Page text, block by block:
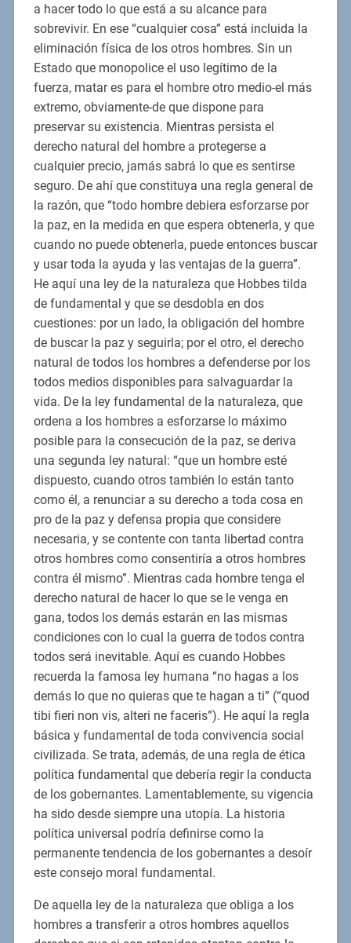
a hacer todo lo que está a su alcance para
sobrevivir. En ese “cualquier cosa” está incluida la
eliminación física de los otros hombres. Sin un
Estado que monopolice el uso legítimo de la
fuerza, matar es para el hombre otro medio-el más
extremo, obviamente-de que dispone para
preservar su existencia. Mientras persista el
derecho natural del hombre a protegerse a
cualquier precio, jamás sabrá lo que es sentirse
seguro. De ahí que constituya una regla general de
la razón, que “todo hombre debiera esforzarse por
la paz, en la medida en que espera obtenerla, y que
cuando no puede obtenerla, puede entonces buscar
y usar toda la ayuda y las ventajas de la guerra”.
He aquí una ley de la naturaleza que Hobbes tilda
de fundamental y que se desdobla en dos
cuestiones: por un lado, la obligación del hombre
de buscar la paz y seguirla; por el otro, el derecho
natural de todos los hombres a defenderse por los
todos medios disponibles para salvaguardar la
vida. De la ley fundamental de la naturaleza, que
ordena a los hombres a esforzarse lo máximo
posible para la consecución de la paz, se deriva
una segunda ley natural: “que un hombre esté
dispuesto, cuando otros también lo están tanto
como él, a renunciar a su derecho a toda cosa en
pro de la paz y defensa propia que considere
necesaria, y se contente con tanta libertad contra
otros hombres como consentiría a otros hombres
contra él mismo”. Mientras cada hombre tenga el
derecho natural de hacer lo que se le venga en
gana, todos los demás estarán en las mismas
condiciones con lo cual la guerra de todos contra
todos será inevitable. Aquí es cuando Hobbes
recuerda la famosa ley humana “no hagas a los
demás lo que no quieras que te hagan a ti” (“quod
tibi fieri non vis, alteri ne faceris”). He aquí la regla
básica y fundamental de toda convivencia social
civilizada. Se trata, además, de una regla de ética
política fundamental que debería regir la conducta
de los gobernantes. Lamentablemente, su vigencia
ha sido desde siempre una utopía. La historia
política universal podría definirse como la
permanente tendencia de los gobernantes a desoír
este consejo moral fundamental.
De aquella ley de la naturaleza que obliga a los
hombres a transferir a otros hombres aquellos